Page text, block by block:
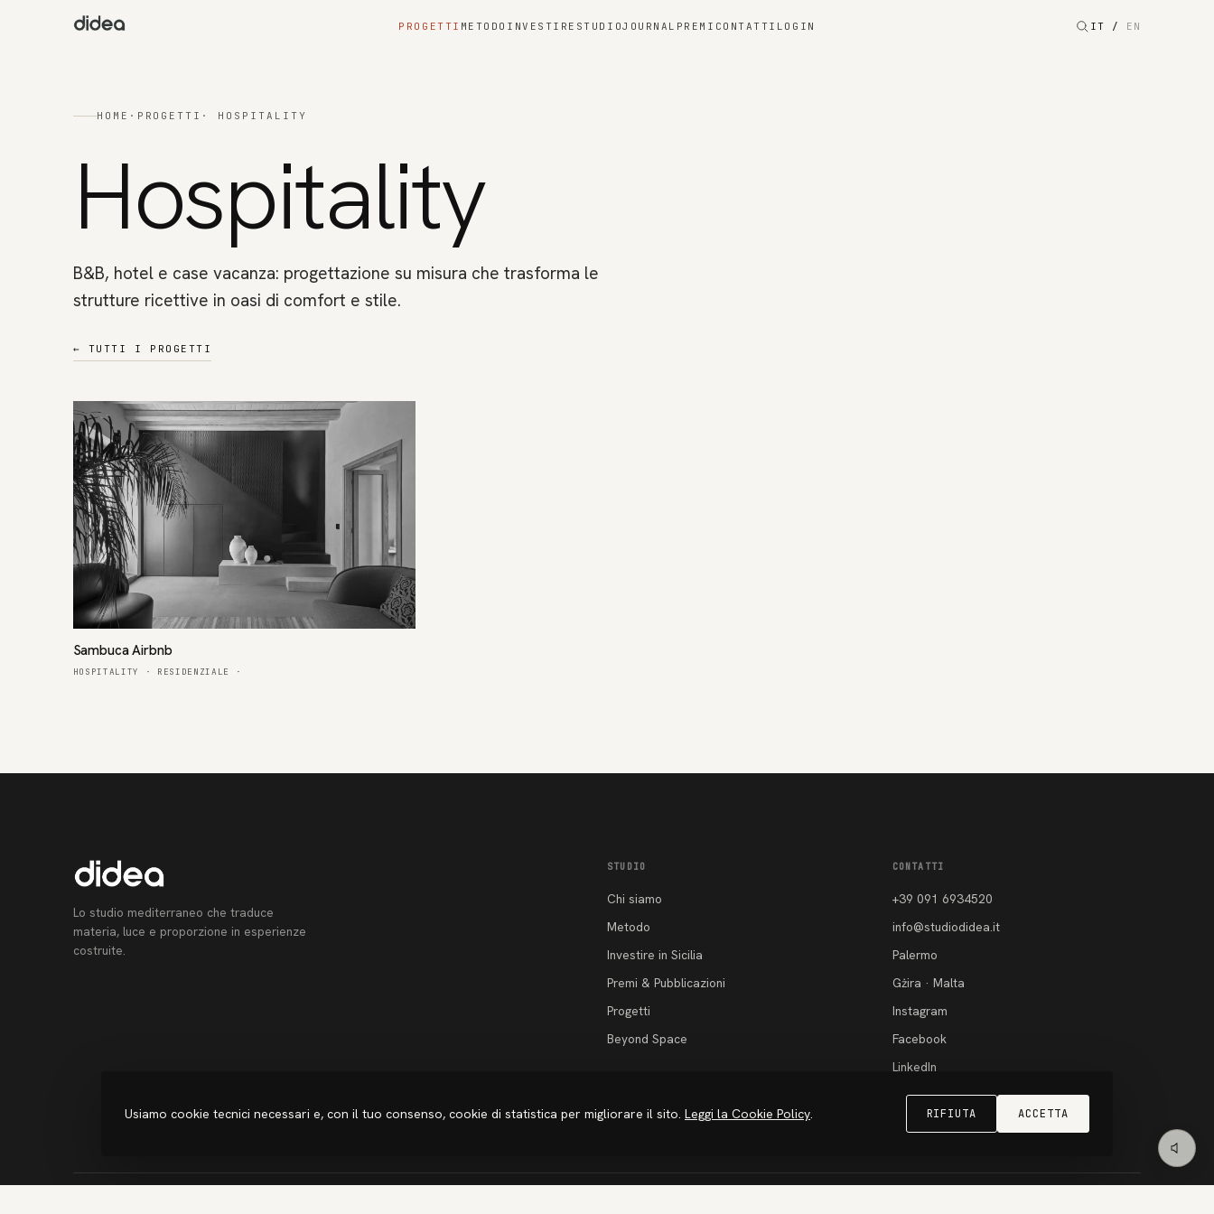
PROGETTI METODO INVESTIRE STUDIOJOURNAL PREMI CONTATTI LOGIN IT / EN
HOME · PROGETTI · HOSPITALITY
Hospitality
B&B, hotel e case vacanza: progettazione su misura che trasforma le
strutture ricettive in oasi di comfort e stile.
← TUTTI I PROGETTI
Sambuca Airbnb
HOSPITALITY · RESIDENZIALE ·
Lo studio mediterraneo che traduce
materia, luce e proporzione in esperienze
costruite.
STUDIO
Chi siamo
Metodo
Investire in Sicilia
Premi & Pubblicazioni
Progetti
Beyond Space
CONTATTI
+39 091 6934520
info@studiodidea.it
Palermo
Gżira · Malta
Instagram
Facebook
LinkedIn
Usiamo cookie tecnici necessari e, con il tuo consenso, cookie di statistica per migliorare il sito. Leggi la Cookie Policy RIFIUTA ACCETTA